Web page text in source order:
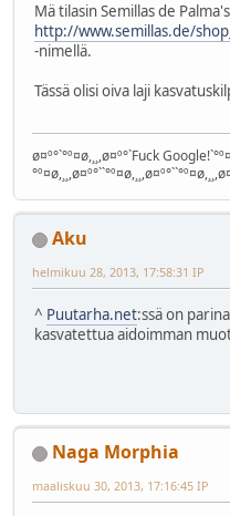
Mä tilasin Semillas de
http://www.semillas.de/
-nimellä.
Tässä olisi oiva laji
ø¤º°`°º¤ø,¸¸,ø¤º°`Fuck
Aku
helmikuu 28, 2013, 17:58:31 IP
^ Puutarha.net:ssä on
kasvatettua aidoimman
Naga Morphia
maaliskuu 30, 2013, 17:16:45 IP